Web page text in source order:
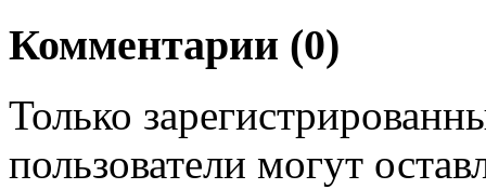
Комментарии (0)
Только
пользователи могут